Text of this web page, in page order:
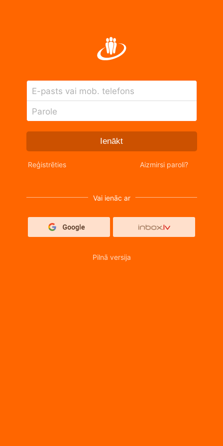
E-pasts vai mob. telefons
Parole
Ienākt
Reģistrēties Aizmirsi paroli?
Vai ienāc ar
Pilnā versija